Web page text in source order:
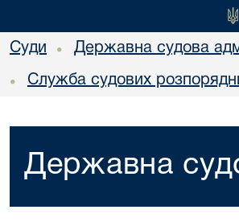
Суди • Державна судова
• Служба судових
Державна